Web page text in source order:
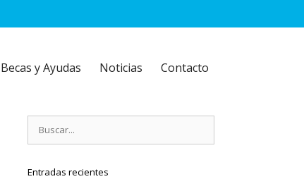
Becas y Ayudas Noticias Contacto
Entradas recientes